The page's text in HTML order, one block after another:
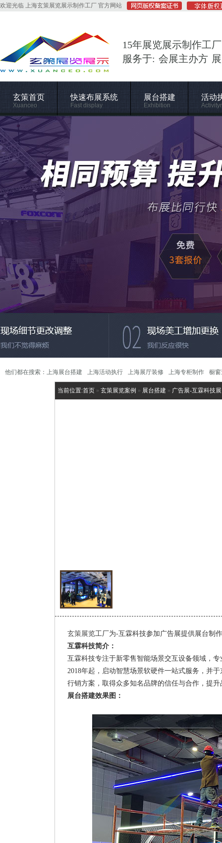
欢迎光临 上海玄策展览展示制作工厂 官方网站
15年展览展示制作工厂
服务于: 会展主办方
玄策首页
Xuanceo
快速布展系统
Fast display
展台搭建
Exhibition
活动
他们都在搜索： 上海展台搭建 上海活动执行 上海展厅装修 上海专柜制作 橱
当前位置:首页 » 玄策展览案例 » 展台搭建 » 广告展-互霖科技
玄策展览工厂为-互霖科技参加广告展提供展台制
互霖科技简介：
互霖科技专注于新零售智能场景交互设备领域，
2018年起，启动智慧场景软硬件一站式服务，并
行销方案，取得众多知名品牌的信任与合作，提
展台搭建效果图：